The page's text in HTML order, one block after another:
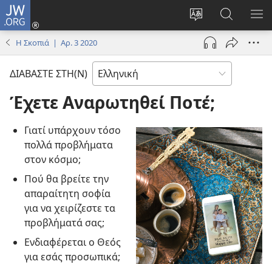
JW.ORG
Αλλαγή
γλώσσας
ιστότοπου
Σύνδεση
(ανοίγει
παράθυρο)
στο
JW.ORG
Η Σκοπιά | Αρ. 3 2020
ΔΙΑΒΑΣΤΕ ΣΤΗ(Ν)
Έχετε Αναρωτηθεί Ποτέ;
Γιατί υπάρχουν τόσο
πολλά προβλήματα
στον κόσμο;
Πού θα βρείτε την
απαραίτητη σοφία
για να χειρίζεστε τα
προβλήματά σας;
Ενδιαφέρεται ο Θεός
για εσάς προσωπικά;​